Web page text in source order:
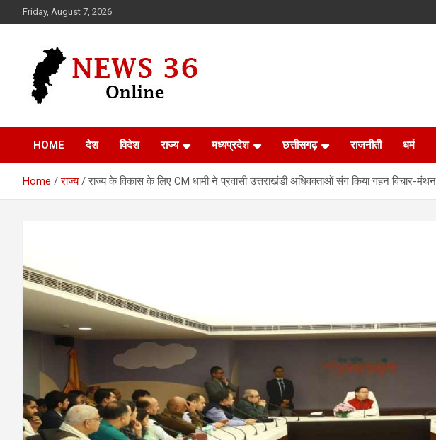
to
Friday, August 7, 2026
News 36
HOME देश विदेश राज्य मध्यप्रदेश छत्तीसगढ़ राजनीती धर्म
Home राज्य राज्य के विकास के लिए CM धामी ने प्रवासी उत्तराखंडी अधिवक्ताओं संग किया गहन विचार-